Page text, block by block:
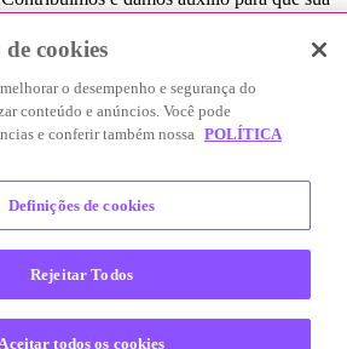
mas a finalização da compra
lojas parceiras.
S.A. - todos os direitos reservados.
Paulista - São Paulo / SP - CEP.:
0002-53.
cookies
o desempenho e segurança do
conteúdo e anúncios. Você pode
e conferir também nossa POLÍTICA
Definições de cookies
Rejeitar Todos
todos os cookies